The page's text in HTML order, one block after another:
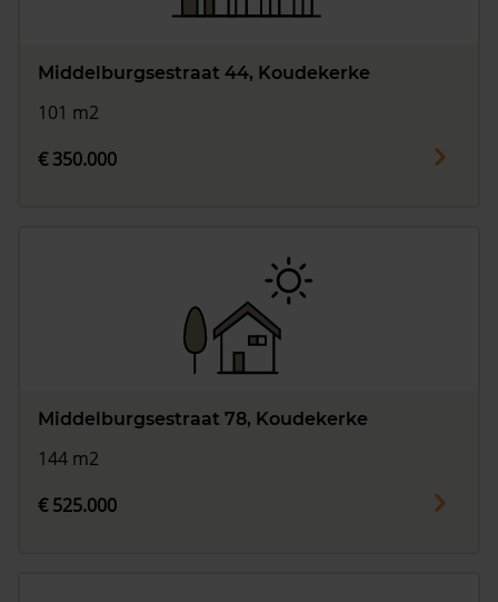
Middelburgsestraat 44, Koudekerke
101 m2
€ 350.000
Middelburgsestraat 78, Koudekerke
144 m2
€ 525.000